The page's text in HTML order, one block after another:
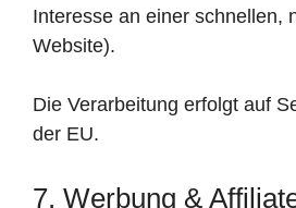
Interesse an einer schnellen,
Website).
Die Verarbeitung erfolgt auf
der EU.
7. Werbung &